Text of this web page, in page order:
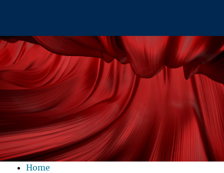
Home